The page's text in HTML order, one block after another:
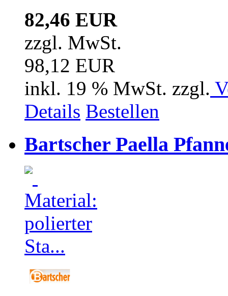
82,46 EUR
zzgl. MwSt.
98,12 EUR
inkl. 19 % MwSt. zzgl.
Details Bestellen
Bartscher Paella